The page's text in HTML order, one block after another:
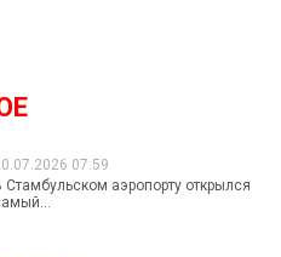
07:59
Стамбульском аэропорту открылся